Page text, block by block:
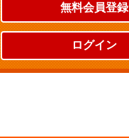
無料会員登録
ログイン